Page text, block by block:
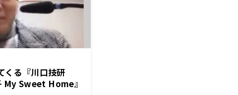
る『川口技研
Sweet Home』